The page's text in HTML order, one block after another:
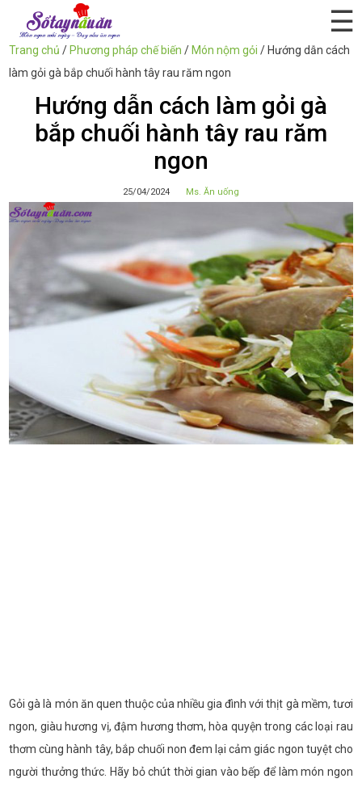
☰
Trang chủ / Phương pháp chế biến / Món nộm gỏi / Hướng dẫn cách
làm gỏi gà bắp chuối hành tây rau răm ngon
Hướng dẫn cách làm gỏi gà
bắp chuối hành tây rau răm
ngon
25/04/2024 Ms. Ăn uống
Gỏi gà là món ăn quen thuộc của nhiều gia đình với thịt gà mềm, tươi
ngon, giàu hương vị, đậm hương thơm, hòa quyện trong các loại rau
thơm cùng hành tây, bắp chuối non đem lại cảm giác ngon tuyệt cho
người thưởng thức. Hãy bỏ chút thời gian vào bếp để làm món ngon